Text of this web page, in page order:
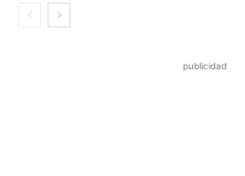
publicidad